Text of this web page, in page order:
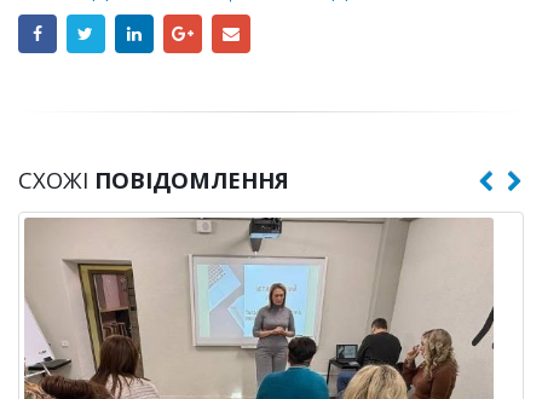
СХОЖІ ПОВІДОМЛЕННЯ